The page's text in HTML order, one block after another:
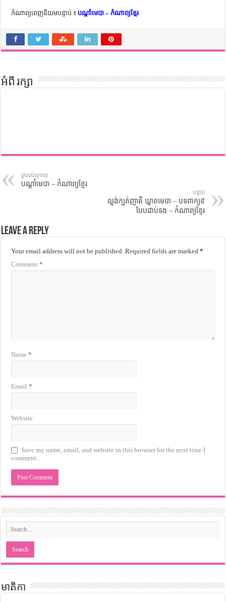
កំណាព្យពេញនិយមបន្ទាប់ ៖បណ្តាំមេបា – កំណាព្យខ្មែរ
អំពី រក្សា
ត្រលប់ក្រោយ
បណ្តាំមេបា – កំណាព្យខ្មែរ
បន្ទាប់
ល្លង់ក្បត់ញាតិ ឃ្លាតមេបា – បទពាក្យ៩
បែបជាប់ទង – កំណាព្យខ្មែរ
Leave a Reply
Your email address will not be published. Required fields are marked*
Comment*
Name*
Email*
Website
Save my name, email, and website in this browser for the next time I
comment.
មាតិកា